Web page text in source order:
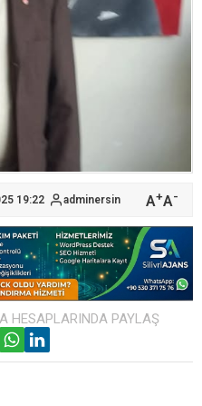
19:22 adminersin A+A-
HESAPLARINDA PAYLAŞ